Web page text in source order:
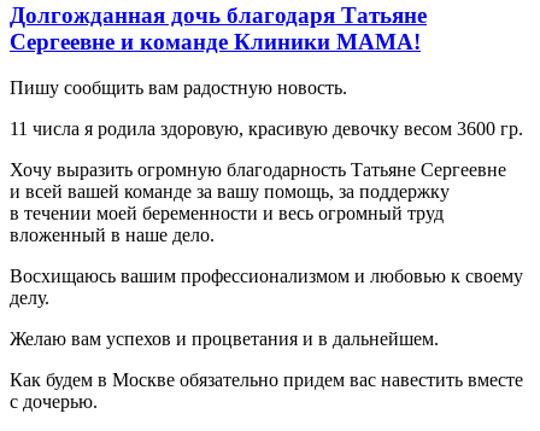
Долгожданная дочь благодаря Татьяне
Сергеевне и команде Клиники МАМА!
Пишу сообщить вам радостную новость.
11 числа я родила здоровую, красивую девочку весом 3600 гр.
Хочу выразить огромную благодарность Татьяне Сергеевне
и всей вашей команде за вашу помощь, за поддержку
в течении моей беременности и весь огромный труд
вложенный в наше дело.
Восхищаюсь вашим профессионализмом и любовью к своему
делу.
Желаю вам успехов и процветания и в дальнейшем.
Как будем в Москве обязательно придем вас навестить вместе
с дочерью.